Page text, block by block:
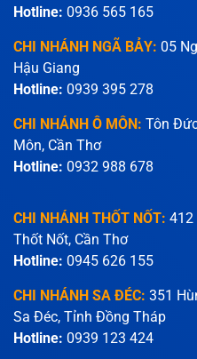
Hotline: 0936 565 165
CHI NHÁNH NGÃ BẢY: 05
Hậu Giang
Hotline: 0939 395 278
CHI NHÁNH Ô MÔN: Tôn
Môn, Cần Thơ
Hotline: 0932 988 678
CHI NHÁNH THỐT NỐT: 412
Thốt Nốt, Cần Thơ
Hotline: 0945 626 155
CHI NHÁNH SA ĐÉC: 351
Sa Đéc, Tỉnh Đồng Tháp
Hotline: 0939 123 424